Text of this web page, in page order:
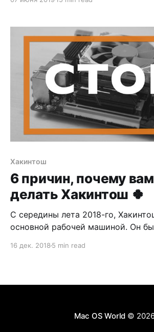
я расскажу, по каким принципам
особое внимание.
Хакинтош
6 причин, почему
делать Хакинтош 🍀
С середины лета 2018-го,
основной рабочей машиной. Он
дешевле. Хакинтошем я доволен.
16 дек. 2018 5 min read
Mac OS World ©